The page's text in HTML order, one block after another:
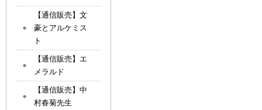
【通信販売】文
豪とアルケミス
ト
【通信販売】エ
メラルド
【通信販売】中
村春菊先生